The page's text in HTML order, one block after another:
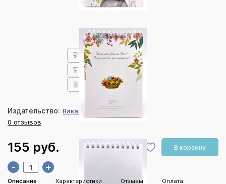
Издательство: Ваката
0 отзывов
155 руб. В корзину
- +
Описание Характеристики Отзывы Оплата